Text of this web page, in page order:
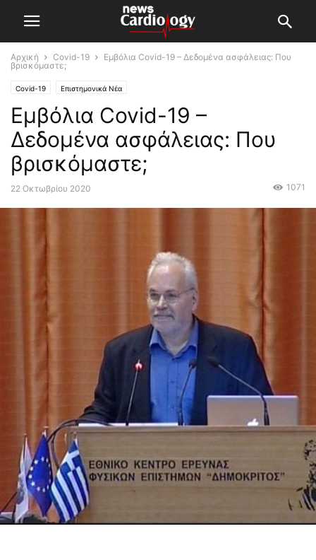
Αρχική Covid-19
Εμβόλια Covid-19 – Δεδομένα ασφάλειας: Που
βρισκόμαστε;
Covid-19 Επιστημονικά Νέα
Εμβόλια Covid-19 –
Δεδομένα ασφάλειας: Που
βρισκόμαστε;
22 Οκτωβρίου 2020 1071